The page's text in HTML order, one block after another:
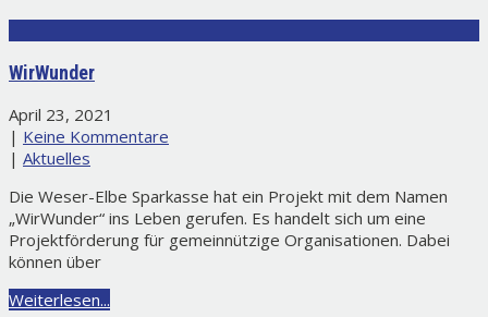
WirWunder
April 23, 2021
| Keine Kommentare
| Aktuelles
Die Weser-Elbe Sparkasse hat ein Projekt mit dem Namen
„WirWunder“ ins Leben gerufen. Es handelt sich um eine
Projektförderung für gemeinnützige Organisationen. Dabei
können über
Weiterlesen...